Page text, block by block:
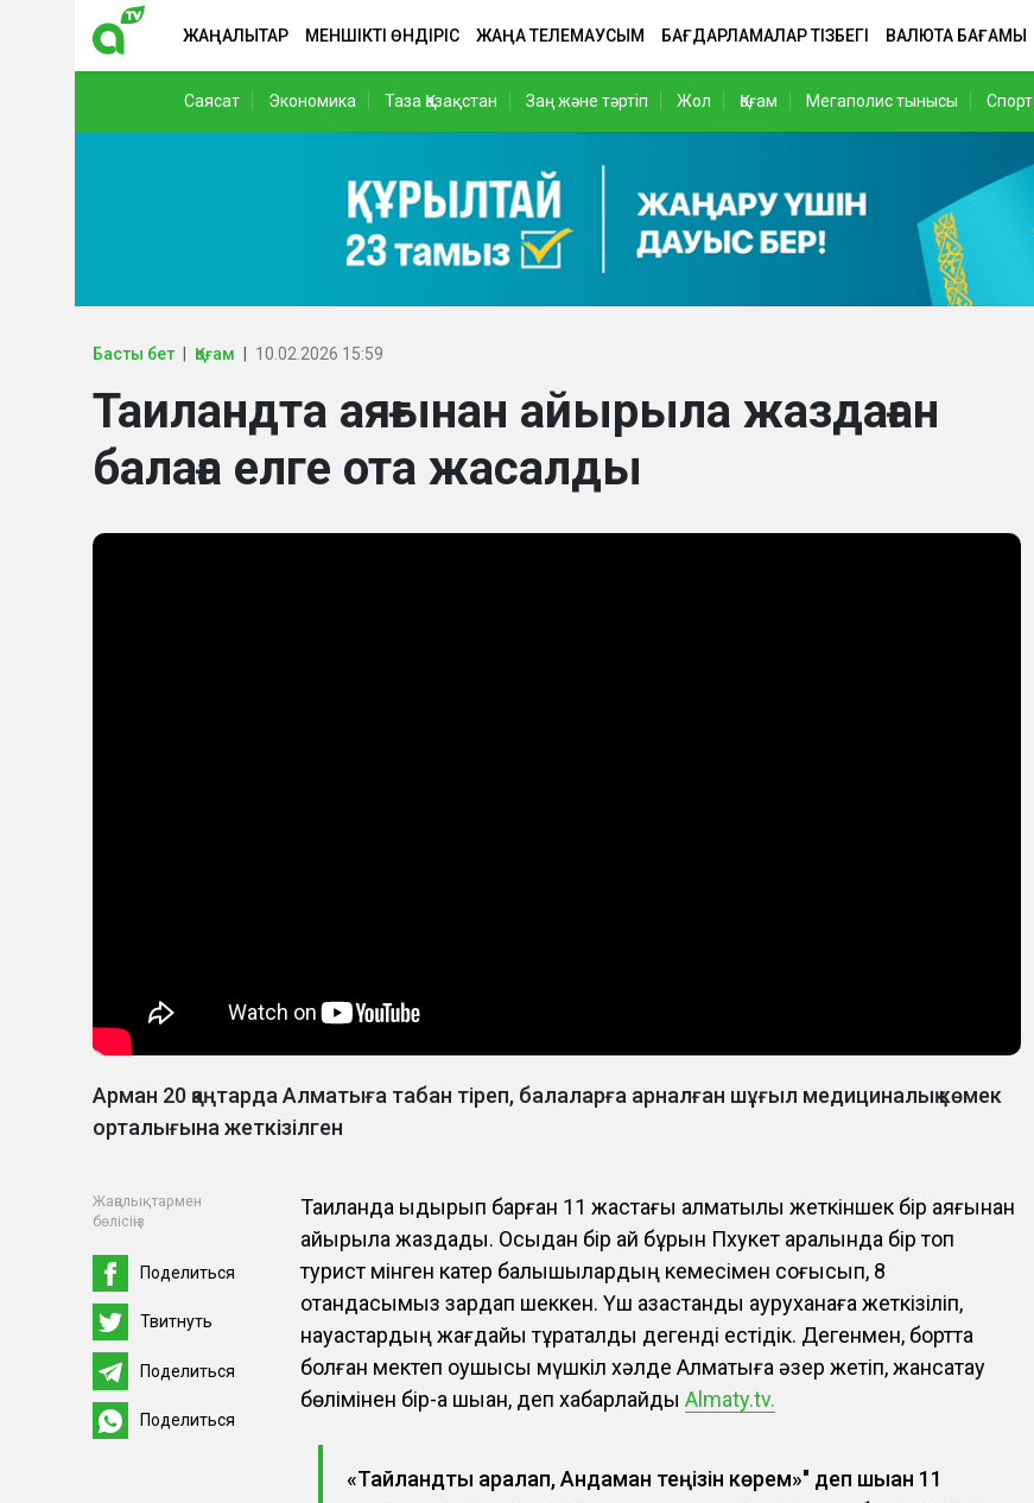
ЖАҢАЛЫҚТАР МЕНШІКТІ ӨНДІРІС ЖАҢА ТЕЛЕМАУСЫМ БАҒДАРЛАМАЛАР ТІЗБЕГІ ВАЛЮТА БАҒАМЫ
Саясат Экономика Таза Қазақстан Заң және тәртіп Жол Қоғам Мегаполис тынысы Спорт
Басты бет Қоғам 10.02.2026 15:59
Таиландта аяғынан айырыла жаздаған
балаға елге ота жасалды
Арман 20 қаңтарда Алматыға табан тіреп, балаларға арналған шұғыл медициналық көмек
орталығына жеткізілген
Жаңалықтармен
бөлісіңіз
Поделиться
Твитнуть
Поделиться
Поделиться
Таиландқа қыдырып барған 11 жастағы алматылық жеткіншек бір аяғынан
айырыла жаздады. Осыдан бір ай бұрын Пхукет аралында бір топ
турист мінген катер балықшылардың кемесімен соғысып, 8
отандасымыз зардап шеккен. Үш қазақстандық ауруханаға жеткізіліп,
науқастардың жағдайы тұрақталды дегенді естідік. Дегенмен, бортта
болған мектеп оқушысы мүшкіл хәлде Алматыға әзер жетіп, жансақтау
бөлімінен бір-ақ шыққан, деп хабарлайдыAlmaty.tv.
«Тайландты аралап, Андаман теңізін көрем»" деп шыққан 11